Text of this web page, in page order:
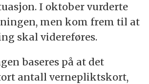
I oktober vurderte
men kom frem til at
skal videreføres.
baseres på at det
antall vernepliktskort,